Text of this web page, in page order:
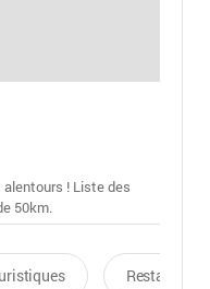
! Liste des
50km.
Restaurants